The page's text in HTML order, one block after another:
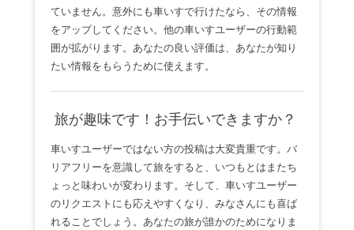
ていません。意外にも車いすで行けたなら、その情報
をアップしてください。他の車いすユーザーの行動範
囲が拡がります。あなたの良い評価は、あなたが知り
たい情報をもらうために使えます。
旅が趣味です！お手伝いできますか？
車いすユーザーではない方の投稿は大変貴重です。バ
リアフリーを意識して旅をすると、いつもとはまたち
ょっと味わいが変わります。そして、車いすユーザー
のリクエストにも応えやすくなり、みなさんにも喜ば
れることでしょう。あなたの旅が誰かのためになりま